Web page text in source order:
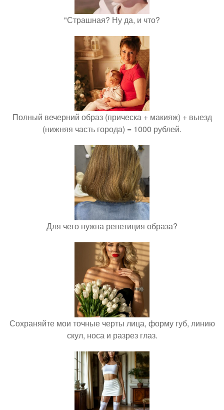
"Страшная? Ну да, и что?
Полный вечерний образ (прическа + макияж) + выезд
(нижняя часть города) = 1000 рублей.
Для чего нужна репетиция образа?
Сохраняйте мои точные черты лица, форму губ, линию
скул, носа и разрез глаз.